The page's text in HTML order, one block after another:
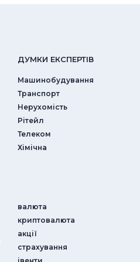
ДУМКИ ЕКСПЕРТIВ
Машинобудування
Транспорт
Нерухомість
Рітейл
Телеком
Хімічна
валюта
криптовалюта
акції
страхування